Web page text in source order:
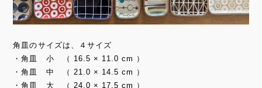
角皿のサイズは、４サイズ
・角皿 小 （ 16.5 × 11.0 cm ）
・角皿 中 （ 21.0 × 14.5 cm ）
・角皿 大 （ 24.0 × 17.5 cm ）